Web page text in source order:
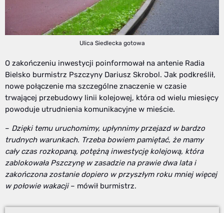
Ulica Siedlecka gotowa
O zakończeniu inwestycji poinformował na antenie Radia
Bielsko burmistrz Pszczyny Dariusz Skrobol. Jak podkreślił,
nowe połączenie ma szczególne znaczenie w czasie
trwającej przebudowy linii kolejowej, która od wielu miesięcy
powoduje utrudnienia komunikacyjne w mieście.
– Dzięki temu uruchomimy, upłynnimy przejazd w bardzo
trudnych warunkach. Trzeba bowiem pamiętać, że mamy
cały czas rozkopaną, potężną inwestycję kolejową, która
zablokowała Pszczynę w zasadzie na prawie dwa lata i
zakończona zostanie dopiero w przyszłym roku mniej więcej
w połowie wakacji– mówił burmistrz.